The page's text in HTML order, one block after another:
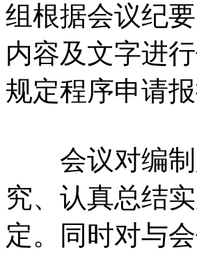
组根据会议纪
内容及文字进
规定程序申请报
会议对编制
究、认真总结
定。同时对与